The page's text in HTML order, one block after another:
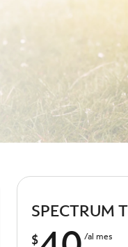
SPECTRUM
$ /al mes